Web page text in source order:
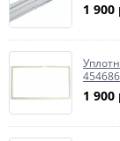
1 900
1 900